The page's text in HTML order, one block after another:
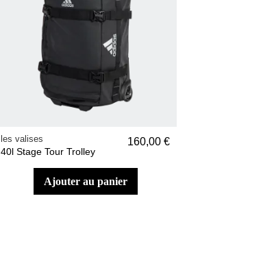
les valises
40l Stage Tour Trolley
160,00 €
ajouter au panier